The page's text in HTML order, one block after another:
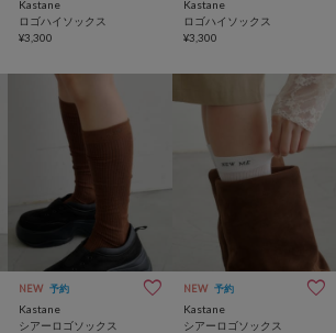
Kastane
ロゴハイソックス
¥3,300
Kastane
ロゴハイソックス
¥3,300
NEW 予約
Kastane
シアーロゴソックス
NEW 予約
Kastane
シアーロゴソックス